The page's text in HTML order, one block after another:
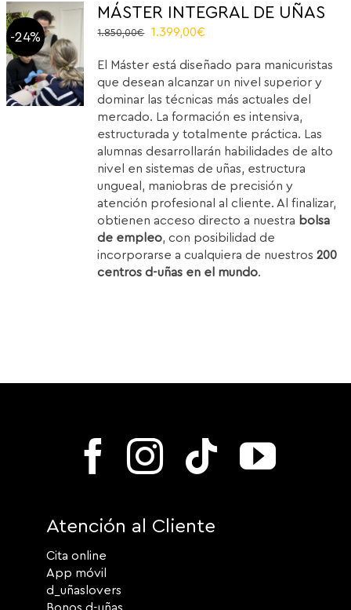
-24%
MÁSTER INTEGRAL DE UÑAS
1.850,00€
Original
was:
1.850,00€.
1.399,00€
is:
1.399,00€.
El Máster está diseñado para manicuristas
que desean alcanzar un nivel superior y
dominar las técnicas más actuales del
mercado. La formación es intensiva,
estructurada y totalmente práctica. Las
alumnas desarrollarán habilidades de alto
nivel en sistemas de uñas, estructura
ungueal, maniobras de precisión y
atención profesional al cliente. Al finalizar,
obtienen acceso directo a nuestra bolsa
de empleo, con posibilidad de
incorporarse a cualquiera de nuestros200
centros d-uñas en el mundo.
Atención al Cliente
Cita online
App móvil
d_uñaslovers